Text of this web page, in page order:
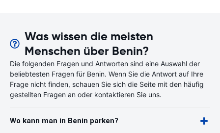
Was wissen die meisten
Menschen über Benin?
Die folgenden Fragen und Antworten sind eine Auswahl der
beliebtesten Fragen für Benin. Wenn Sie die Antwort auf Ihre
Frage nicht finden, schauen Sie sich die Seite mit den häufig
gestellten Fragen an oder kontaktieren Sie uns.
Wo kann man in Benin parken?